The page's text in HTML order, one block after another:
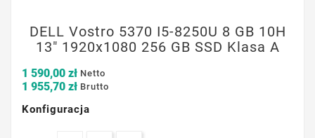
DELL Vostro 5370 I5-8250U 8 GB 10H
13" 1920x1080 256 GB SSD Klasa A
1 590,00 zł Netto
1 955,70 zł Brutto
Konfiguracja